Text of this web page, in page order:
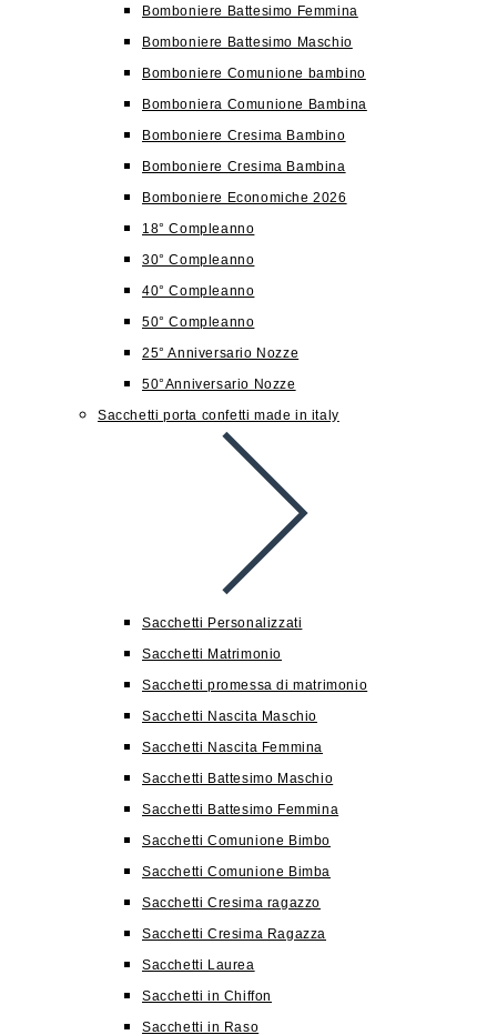
Bomboniere Battesimo Femmina
Bomboniere Battesimo Maschio
Bomboniere Comunione bambino
Bomboniera Comunione Bambina
Bomboniere Cresima Bambino
Bomboniere Cresima Bambina
Bomboniere Economiche 2026
18° Compleanno
30° Compleanno
40° Compleanno
50° Compleanno
25° Anniversario Nozze
50°Anniversario Nozze
Sacchetti porta confetti made in italy
Sacchetti Personalizzati
Sacchetti Matrimonio
Sacchetti promessa di matrimonio
Sacchetti Nascita Maschio
Sacchetti Nascita Femmina
Sacchetti Battesimo Maschio
Sacchetti Battesimo Femmina
Sacchetti Comunione Bimbo
Sacchetti Comunione Bimba
Sacchetti Cresima ragazzo
Sacchetti Cresima Ragazza
Sacchetti Laurea
Sacchetti in Chiffon
Sacchetti in Raso